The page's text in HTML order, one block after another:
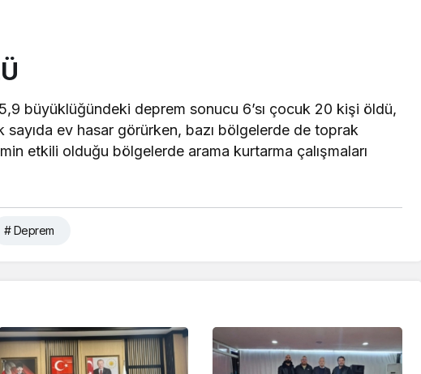
büyüklüğündeki deprem sonucu 6’sı çocuk 20 kişi öldü,
sayıda ev hasar görürken, bazı bölgelerde de toprak
etkili olduğu bölgelerde arama kurtarma çalışmaları
# Deprem